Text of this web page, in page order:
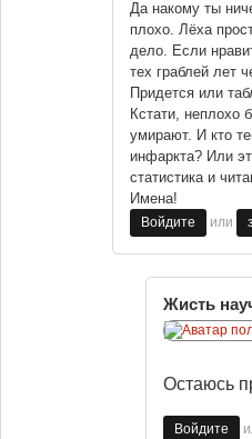
Да накому ты
плохо. Лёха
дело. Если
тех граблей лет
Придется или
Кстати, неплохо
умирают. И кто
инфаркта? Или
статистика и
Имена!
Войдите или
Жисть
Остаюсь
Войдите